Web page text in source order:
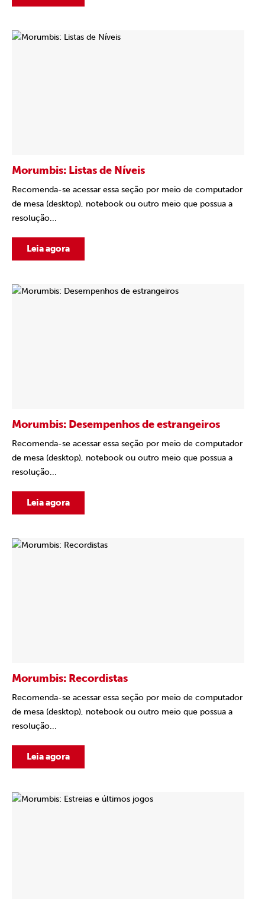
Morumbis: Listas de Níveis
Recomenda-se acessar essa seção por meio de computador
de mesa (desktop), notebook ou outro meio que possua a
resolução...
Leia agora
Morumbis: Desempenhos de estrangeiros
Recomenda-se acessar essa seção por meio de computador
de mesa (desktop), notebook ou outro meio que possua a
resolução...
Leia agora
Morumbis: Recordistas
Recomenda-se acessar essa seção por meio de computador
de mesa (desktop), notebook ou outro meio que possua a
resolução...
Leia agora